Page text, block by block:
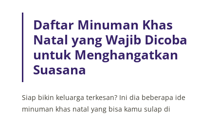
Daftar Minuman Khas
Natal yang Wajib Dicoba
untuk Menghangatkan
Suasana
Siap bikin keluarga terkesan? Ini dia beberapa ide
minuman khas natal yang bisa kamu sulap di